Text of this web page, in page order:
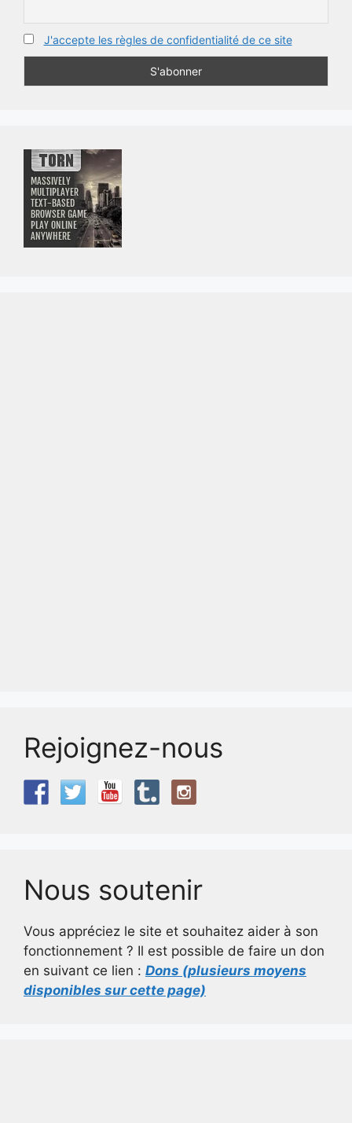
J'accepte les règles de confidentialité de ce site
Rejoignez-nous
Nous soutenir
Vous appréciez le site et souhaitez aider à son
fonctionnement ? Il est possible de faire un don
en suivant ce lien : Dons (plusieurs moyens
disponibles sur cette page)